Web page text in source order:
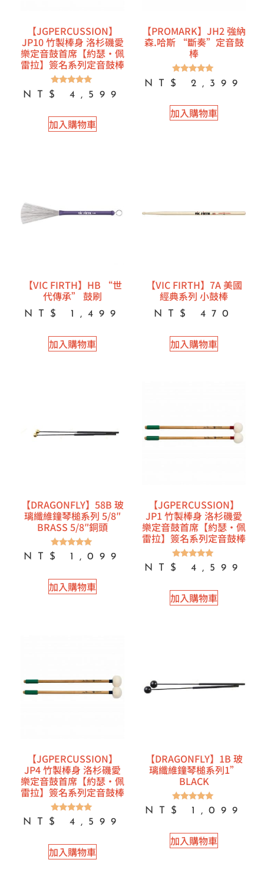
【JGPERCUSSION】
JP10 竹製棒身 洛杉磯愛
樂定音鼓首席【約瑟·佩
雷拉】簽名系列定音鼓棒
評分
5.00
NT$ 4,599
加入購物車
【PROMARK】JH2 強納
森.哈斯 “斷奏”定音鼓
棒
評分
5.00
NT$ 2,399
加入購物車
【VIC FIRTH】HB “世
代傳承” 鼓刷
NT$ 1,499
加入購物車
【VIC FIRTH】7A 美國
經典系列 小鼓棒
NT$ 470
加入購物車
【DRAGONFLY】58B 玻
璃纖維鐘琴槌系列 5/8″
BRASS 5/8″銅頭
評分
5.00
NT$ 1,099
加入購物車
【JGPERCUSSION】
JP1 竹製棒身 洛杉磯愛
樂定音鼓首席【約瑟·佩
雷拉】簽名系列定音鼓棒
評分
5.00
NT$ 4,599
加入購物車
【JGPERCUSSION】
JP4 竹製棒身 洛杉磯愛
樂定音鼓首席【約瑟·佩
雷拉】簽名系列定音鼓棒
評分
5.00
NT$ 4,599
加入購物車
【DRAGONFLY】1B 玻
璃纖維鐘琴槌系列1”
BLACK
評分
5.00
NT$ 1,099
加入購物車